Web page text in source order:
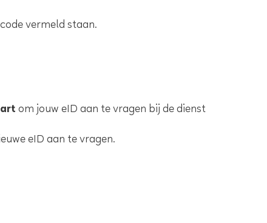
vermeld staan.
om jouw eID aan te vragen bij de dienst
eID aan te vragen.